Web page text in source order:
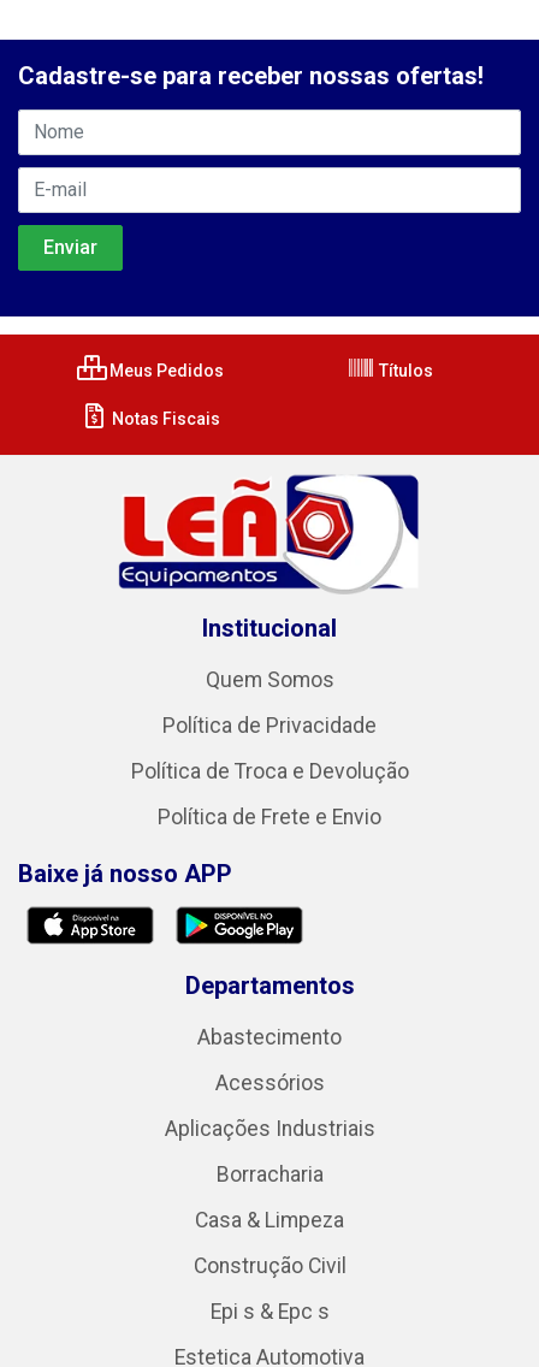
Cadastre-se para receber nossas ofertas!
Meus Pedidos Títulos
Notas Fiscais
Institucional
Quem Somos
Política de Privacidade
Política de Troca e Devolução
Política de Frete e Envio
Baixe já nosso APP
Departamentos
Abastecimento
Acessórios
Aplicações Industriais
Borracharia
Casa & Limpeza
Construção Civil
Epi s & Epc s
Estetica Automotiva